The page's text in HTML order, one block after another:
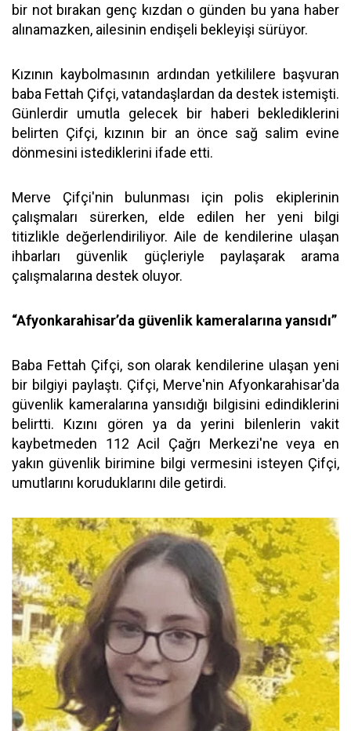
bir not bırakan genç kızdan o günden bu yana haber
alınamazken, ailesinin endişeli bekleyişi sürüyor.
Kızının kaybolmasının ardından yetkililere başvuran
baba Fettah Çifçi, vatandaşlardan da destek istemişti.
Günlerdir umutla gelecek bir haberi beklediklerini
belirten Çifçi, kızının bir an önce sağ salim evine
dönmesini istediklerini ifade etti.
Merve Çifçi'nin bulunması için polis ekiplerinin
çalışmaları sürerken, elde edilen her yeni bilgi
titizlikle değerlendiriliyor. Aile de kendilerine ulaşan
ihbarları güvenlik güçleriyle paylaşarak arama
çalışmalarına destek oluyor.
“Afyonkarahisar’da güvenlik kameralarına yansıdı”
Baba Fettah Çifçi, son olarak kendilerine ulaşan yeni
bir bilgiyi paylaştı. Çifçi, Merve'nin Afyonkarahisar'da
güvenlik kameralarına yansıdığı bilgisini edindiklerini
belirtti. Kızını gören ya da yerini bilenlerin vakit
kaybetmeden 112 Acil Çağrı Merkezi'ne veya en
yakın güvenlik birimine bilgi vermesini isteyen Çifçi,
umutlarını koruduklarını dile getirdi.